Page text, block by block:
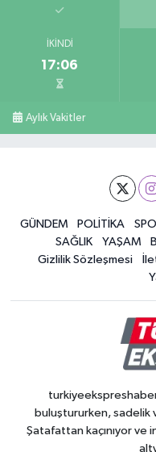
İKINDI
17:06
Aylık Vakitler
GÜNDEM POLİTİKA
SAĞLIK
YAŞAM
Gizlilik Sözleşmesi
buluştururken, sadelik
Şatafattan kaçınıyor ve